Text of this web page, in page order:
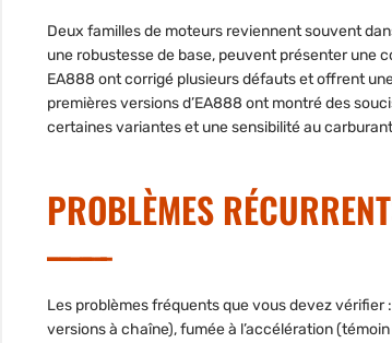
Deux familles de moteurs reviennent souvent
une robustesse de base, peuvent présenter une
EA888 ont corrigé plusieurs défauts et offrent
premières versions d’EA888 ont montré des
certaines variantes et une sensibilité au
PROBLÈMES
Les problèmes fréquents que vous devez
versions à chaîne), fumée à l’accélération